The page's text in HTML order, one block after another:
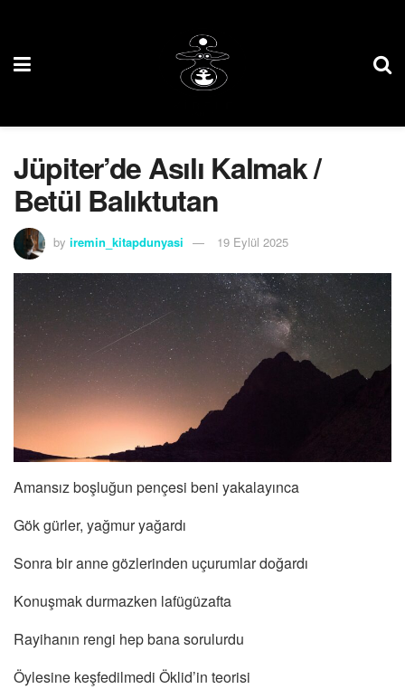
Jüpiter’de Asılı Kalmak /
Betül Balıktutan
by iremin_kitapdunyasi 19 Eylül 2025
Amansız boşluğun pençesi beni yakalayınca
Gök gürler, yağmur yağardı
Sonra bir anne gözlerinden uçurumlar doğardı
Konuşmak durmazken lafügüzafta
Rayihanın rengi hep bana sorulurdu
Öylesine keşfedilmedi Öklid’in teorisi